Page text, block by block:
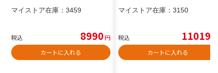
マイストア在庫： 3459
税込 8990円
カートに入れる
マイストア在庫： 3150
税込 11019
カートに入れる